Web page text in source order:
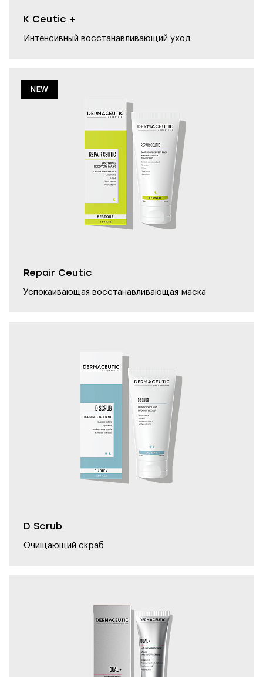
K Ceutic +
Интенсивный восстанавливающий уход
NEW
Repair Ceutic
Успокаивающая восстанавливающая маска
D Scrub
Очищающий скраб